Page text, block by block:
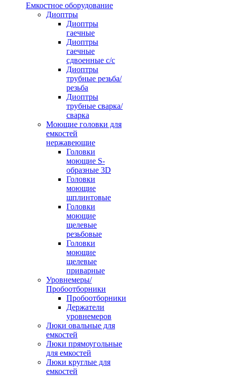
Емкостное оборудование
Диоптры
Диоптры
гаечные
Диоптры
гаечные
сдвоенные c/c
Диоптры
трубные резьба/
резьба
Диоптры
трубные сварка/
сварка
Моющие головки для
емкостей
нержавеющие
Головки
моющие S-
образные 3D
Головки
моющие
шплинтовые
Головки
моющие
щелевые
резьбовые
Головки
моющие
щелевые
приварные
Уровнемеры/
Пробоотборники
Пробоотборники
Держатели
уровнемеров
Люки овальные для
емкостей
Люки прямоугольные
для емкостей
Люки круглые для
емкостей